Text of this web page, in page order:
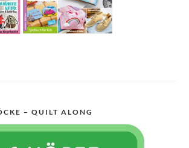
– QUILT ALONG